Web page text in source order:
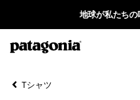
地球が私たち
絞り込み／並び替え
絞り込み
カテゴリー
Tシャツ